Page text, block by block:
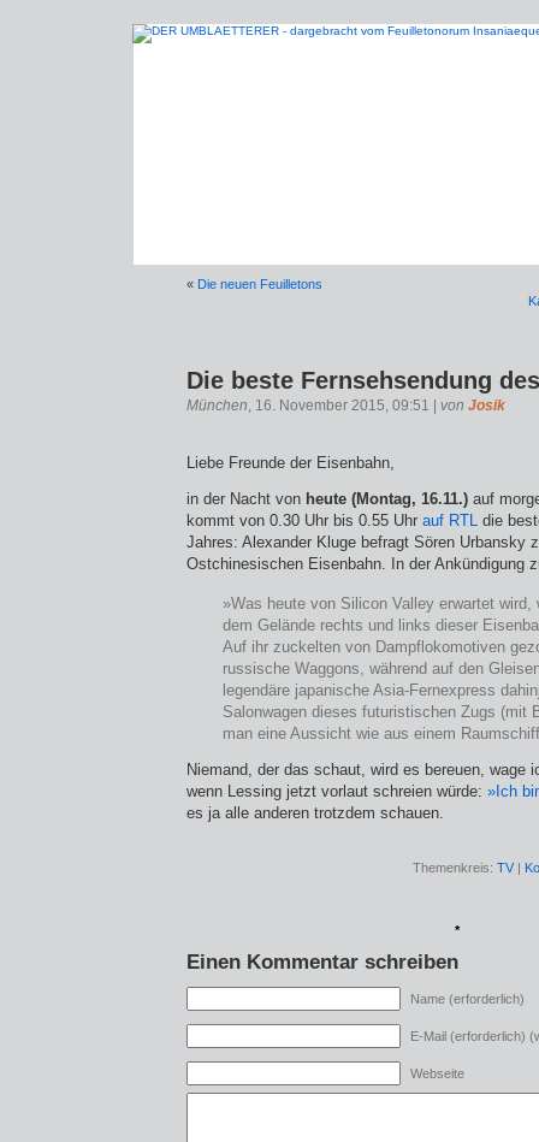
« Die neuen Feuilletons
Die beste Fernsehsendung
München, 16. November 2015, 09:51 | von Josik
Liebe Freunde der Eisenbahn,
in der Nacht von heute (Montag, 16.11.) auf
kommt von 0.30 Uhr bis 0.55 Uhr auf RTL die
Jahres: Alexander Kluge befragt Sören Urbansky
Ostchinesischen Eisenbahn. In der Ankündigung
»Was heute von Silicon Valley erwartet wird,
dem Gelände rechts und links dieser
Auf ihr zuckelten von Dampflokomotiven
russische Waggons, während auf den
legendäre japanische Asia-Fernexpress
Salonwagen dieses futuristischen Zugs (mit
man eine Aussicht wie aus einem
Niemand, der das schaut, wird es bereuen, wage
wenn Lessing jetzt vorlaut schreien würde: »Ich
es ja alle anderen trotzdem schauen.
Themenkreis: TV |
*
Einen Kommentar schreiben
Name (erforderlich)
E-Mail (erforderlich)
Webseite